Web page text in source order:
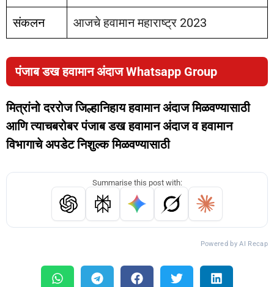
संकलन आजचे हवामान महाराष्ट्र 2023
पंजाब डख हवामान अंदाज Whatsapp Group
मित्रांनो दररोज जिल्हानिहाय हवामान अंदाज मिळवण्यासाठी
आणि त्याचबरोबर पंजाब डख हवामान अंदाज व हवामान
विभागाचे अपडेट निशुल्क मिळवण्यासाठी
Summarise this post with:
Powered by AI Recap